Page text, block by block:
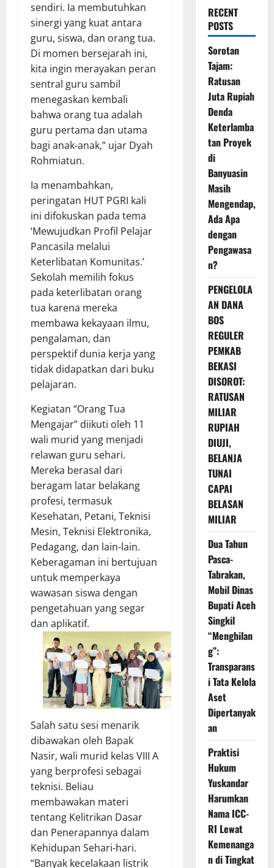
sendiri. Ia membutuhkan
sinergi yang kuat antara
guru, siswa, dan orang tua.
Di momen bersejarah ini,
kita ingin merayakan peran
sentral guru sambil
menegaskan kembali
bahwa orang tua adalah
guru pertama dan utama
bagi anak-anak,” ujar Dyah
Rohmiatun.
Ia menambahkan,
peringatan HUT PGRI kali
ini difokuskan pada tema
‘Mewujudkan Profil Pelajar
Pancasila melalui
Keterlibatan Komunitas.’
Sekolah memilih fokus
pada keterlibatan orang
tua karena mereka
membawa kekayaan ilmu,
pengalaman, dan
perspektif dunia kerja yang
tidak didapatkan dari buku
pelajaran.
Kegiatan “Orang Tua
Mengajar” diikuti oleh 11
wali murid yang menjadi
relawan guru sehari.
Mereka berasal dari
beragam latar belakang
profesi, termasuk
Kesehatan, Petani, Teknisi
Mesin, Teknisi Elektronika,
Pedagang, dan lain-lain.
Keberagaman ini bertujuan
untuk memperkaya
wawasan siswa dengan
pengetahuan yang segar
dan aplikatif.
Salah satu sesi menarik
dibawakan oleh Bapak
Nasir, wali murid kelas VIII A
yang berprofesi sebagai
teknisi. Beliau
membawakan materi
tentang Kelitrikan Dasar
dan Penerapannya dalam
Kehidupan Sehari-hari.
“Banyak kecelakaan listrik
RECENT
POSTS
Sorotan
Tajam:
Ratusan
Juta Rupiah
Denda
Keterlamba
tan Proyek
di
Banyuasin
Masih
Mengendap,
Ada Apa
dengan
Pengawasa
n?
PENGELOLA
AN DANA
BOS
REGULER
PEMKAB
BEKASI
DISOROT:
RATUSAN
MILIAR
RUPIAH
DIUJI,
BELANJA
TUNAI
CAPAI
BELASAN
MILIAR
Dua Tahun
Pasca-
Tabrakan,
Mobil Dinas
Bupati Aceh
Singkil
“Menghilan
g”:
Transparans
i Tata Kelola
Aset
Dipertanyak
an
Praktisi
Hukum
Yuskandar
Harumkan
Nama ICC-
RI Lewat
Kemenanga
n di Tingkat